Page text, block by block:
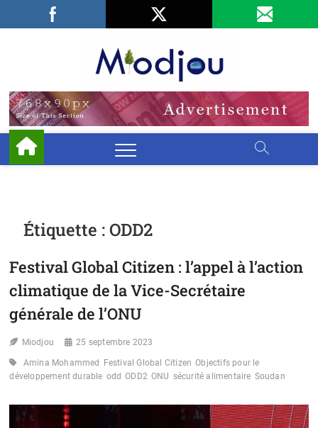
Facebook
LinkedIn
Étiquette :ODD2
Festival Global Citizen : l’appel à l’action
climatique de la Vice-Secrétaire
générale de l’ONU
Miodjou 25 septembre 2023
Amina Mohammed Festival Global Citizen Objectifs pour le
développement durable odd ODD2 ONU sécurité alimentaire Soudan